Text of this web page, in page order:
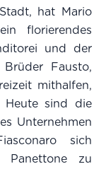
hat Mario
florierendes
und der
Fausto,
mithalfen,
Heute sind die
Unternehmen
sich
zu